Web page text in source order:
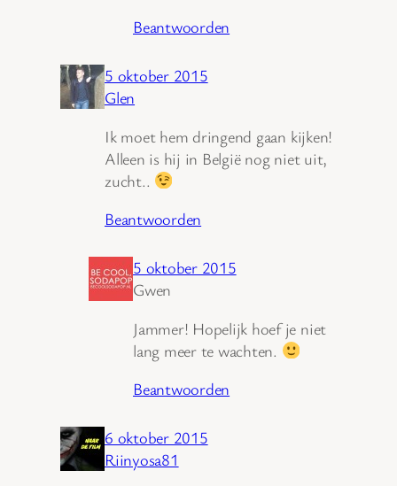
Beantwoorden
5 oktober 2015
Glen
Ik moet hem dringend gaan kijken!
Alleen is hij in België nog niet uit,
zucht..
Beantwoorden
5 oktober 2015
Gwen
Jammer! Hopelijk hoef je niet
lang meer te wachten.
Beantwoorden
6 oktober 2015
Riinyosa81